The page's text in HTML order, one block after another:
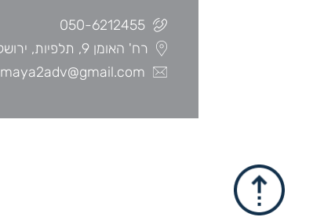
050-6212455
רח' האומן 9, תלפיות, ירושלים
maya2adv@gmail.com